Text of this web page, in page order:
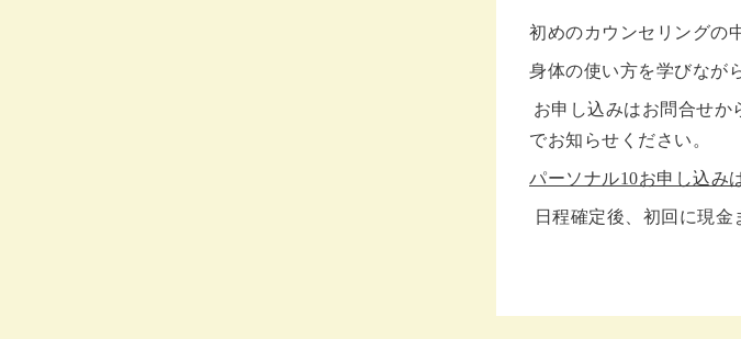
初めのカウンセリングの
身体の使い方を学びなが
お申し込みはお問合せか
でお知らせください。
パーソナル10お申し込み
日程確定後、初回に現金